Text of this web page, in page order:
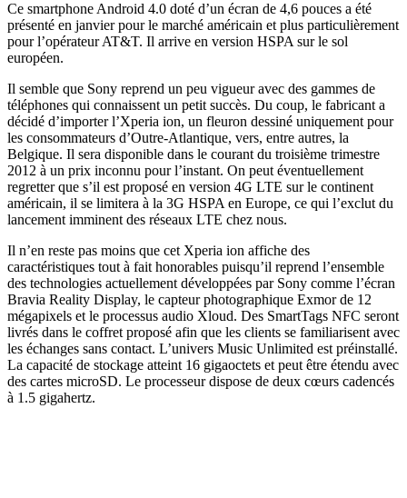
Ce smartphone Android 4.0 doté d’un écran de 4,6 pouces a été
présenté en janvier pour le marché américain et plus particulièrement
pour l’opérateur AT&T. Il arrive en version HSPA sur le sol
européen.
Il semble que Sony reprend un peu vigueur avec des gammes de
téléphones qui connaissent un petit succès. Du coup, le fabricant a
décidé d’importer l’Xperia ion, un fleuron dessiné uniquement pour
les consommateurs d’Outre-Atlantique, vers, entre autres, la
Belgique. Il sera disponible dans le courant du troisième trimestre
2012 à un prix inconnu pour l’instant. On peut éventuellement
regretter que s’il est proposé en version 4G LTE sur le continent
américain, il se limitera à la 3G HSPA en Europe, ce qui l’exclut du
lancement imminent des réseaux LTE chez nous.
Il n’en reste pas moins que cet Xperia ion affiche des
caractéristiques tout à fait honorables puisqu’il reprend l’ensemble
des technologies actuellement développées par Sony comme l’écran
Bravia Reality Display, le capteur photographique Exmor de 12
mégapixels et le processus audio Xloud. Des SmartTags NFC seront
livrés dans le coffret proposé afin que les clients se familiarisent avec
les échanges sans contact. L’univers Music Unlimited est préinstallé.
La capacité de stockage atteint 16 gigaoctets et peut être étendu avec
des cartes microSD. Le processeur dispose de deux cœurs cadencés
à 1.5 gigahertz.